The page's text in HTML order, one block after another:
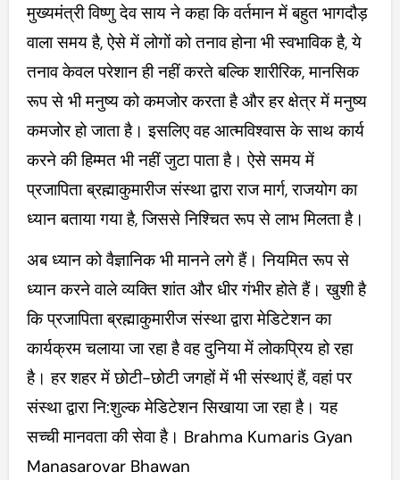
मुख्यमंत्री विष्णु देव साय ने कहा कि वर्तमान में बहुत भागदौड़
वाला समय है, ऐसे में लोगों को तनाव होना भी स्वभाविक है, ये
तनाव केवल परेशान ही नहीं करते बल्कि शारीरिक, मानसिक
रूप से भी मनुष्य को कमजोर करता है और हर क्षेत्र में मनुष्य
कमजोर हो जाता है। इसलिए वह आत्मविश्वास के साथ कार्य
करने की हिम्मत भी नहीं जुटा पाता है। ऐसे समय में
प्रजापिता ब्रह्माकुमारीज संस्था द्वारा राज मार्ग, राजयोग का
ध्यान बताया गया है, जिससे निश्चित रूप से लाभ मिलता है।
अब ध्यान को वैज्ञानिक भी मानने लगे हैं। नियमित रूप से
ध्यान करने वाले व्यक्ति शांत और धीर गंभीर होते हैं। खुशी है
कि प्रजापिता ब्रह्माकुमारीज संस्था द्वारा मेडिटेशन का
कार्यक्रम चलाया जा रहा है वह दुनिया में लोकप्रिय हो रहा
है। हर शहर में छोटी-छोटी जगहों में भी संस्थाएं हैं, वहां पर
संस्था द्वारा नि:शुल्क मेडिटेशन सिखाया जा रहा है। यह
सच्ची मानवता की सेवा है। Brahma Kumaris Gyan
Manasarovar Bhawan